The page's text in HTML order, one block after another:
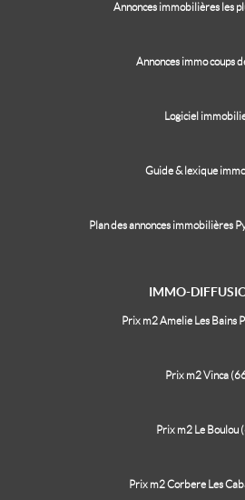
Annonces immobilières les
Annonces immo coups
Logiciel
Guide & lexique
Plan des annonces immobilières
IMMO-
Prix m2 Amelie Les Bains
Prix m2 Vinca
Prix m2 Le Boulou
Prix m2 Corbere Les